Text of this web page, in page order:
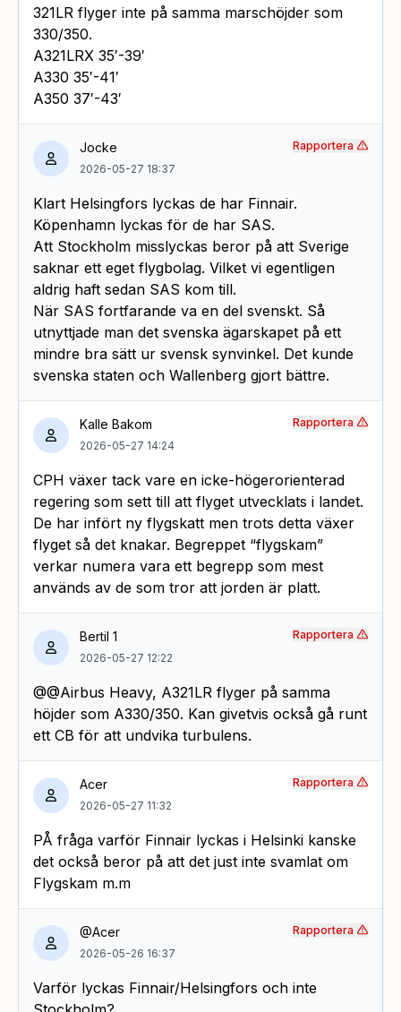
321LR flyger inte på samma marschöjder som
330/350.
A321LRX 35′-39′
A330 35′-41′
A350 37′-43′
Jocke
2026-05-27 18:37
Klart Helsingfors lyckas de har Finnair.
Köpenhamn lyckas för de har SAS.
Att Stockholm misslyckas beror på att Sverige
saknar ett eget flygbolag. Vilket vi egentligen
aldrig haft sedan SAS kom till.
När SAS fortfarande va en del svenskt. Så
utnyttjade man det svenska ägarskapet på ett
mindre bra sätt ur svensk synvinkel. Det kunde
svenska staten och Wallenberg gjort bättre.
Rapportera
Kalle Bakom
2026-05-27 14:24
CPH växer tack vare en icke-högerorienterad
regering som sett till att flyget utvecklats i landet.
De har infört ny flygskatt men trots detta växer
flyget så det knakar. Begreppet “flygskam”
verkar numera vara ett begrepp som mest
används av de som tror att jorden är platt.
Rapportera
Bertil 1
2026-05-27 12:22
@@Airbus Heavy, A321LR flyger på samma
höjder som A330/350. Kan givetvis också gå runt
ett CB för att undvika turbulens.
Rapportera
Acer
2026-05-27 11:32
PÅ fråga varför Finnair lyckas i Helsinki kanske
det också beror på att det just inte svamlat om
Flygskam m.m
Rapportera
@Acer
2026-05-26 16:37
Varför lyckas Finnair/Helsingfors och inte
Rapportera